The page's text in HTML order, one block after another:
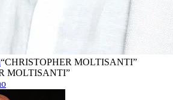
“CHRISTOPHER MOLTISANTI”
MOLTISANTI”